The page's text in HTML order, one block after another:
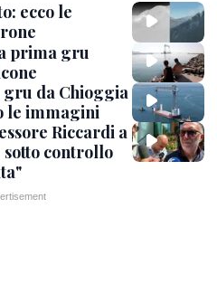
ecco le
prima gru
da Chioggia
le immagini
Riccardi a
sotto controllo